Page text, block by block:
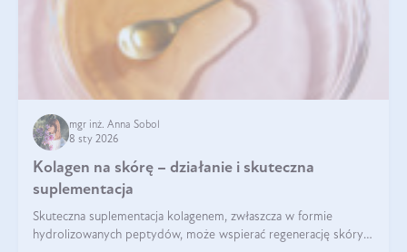
mgr inż. Anna Sobol
8 sty 2026
Kolagen na skórę – działanie i skuteczna
suplementacja
Skuteczna suplementacja kolagenem, zwłaszcza w formie
hydrolizowanych peptydów, może wspierać regenerację skóry i